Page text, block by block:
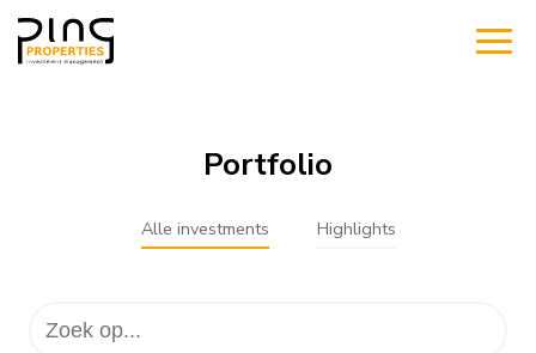
Portfolio
Alle investments Highlights